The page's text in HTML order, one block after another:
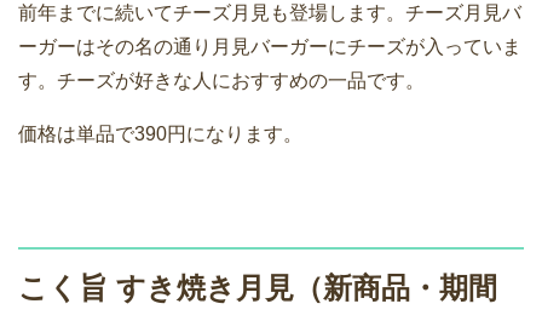
前年までに続いてチーズ月見も登場します。チーズ月見バ
ーガーはその名の通り月見バーガーにチーズが入っていま
す。チーズが好きな人におすすめの一品です。
価格は単品で390円になります。
こく旨 すき焼き月見（新商品・期間